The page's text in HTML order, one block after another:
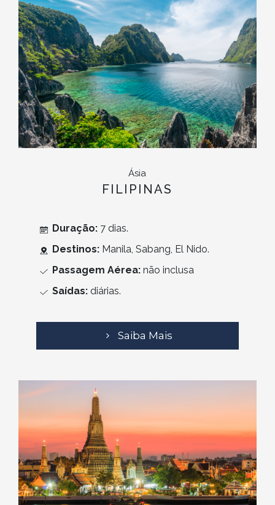
Ásia
FILIPINAS
Duração:7 dias.
Destinos: Manila, Sabang, El Nido.
Passagem Aérea:não inclusa
Saídas: diárias.
Saiba Mais